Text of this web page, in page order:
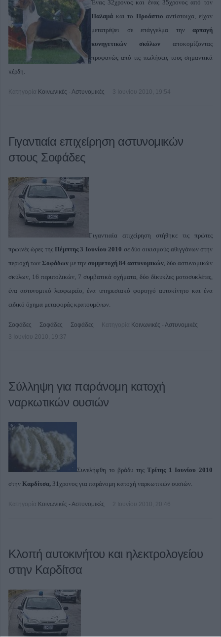
Ένας 32χρονος και ένας 35χρονος από τον
Παλαμά και το Προάστιοαντίστοιχα, είχαν
μετατρέψει σε επάγγελμα την αρπαγή
κυνηγετικών σκύλων αποκομίζοντας
προφανώς από τις πωλήσεις τους σημαντικά
κέρδη.
Κατηγορία Κοινωνικές - Αστυνομικές 3 Ιουνίου 2010, 19:54
Γιγαντιαία επιχείρηση αστυνομικών
στους Σοφάδες
Γιγαντιαία επιχείρηση στήθηκε τις πρώτες
πρωινές ώρες τηςΠέμπτης 3 Ιουνίου 2010 σε δύο οικισμούς αθιγγάνων στην
περιοχή των Σοφάδων με την συμμετοχή 84 αστυνομικών, δύο αστυνομικών
σκύλων, 16 περιπολικών, 7 συμβατικά οχήματα, δύο δίκυκλες μοτοσυκλέτες,
ένα αστυνομικό λεοφωρείο, ένα υπηρεσιακό φορτηγό αυτοκίνητο και ένα
ειδικό όχημα μεταφοράς κρατουμένων.
Σοφάδες Σοφάδες Σοφάδες Κατηγορία Κοινωνικές - Αστυνομικές
3 Ιουνίου 2010, 19:37
Σύλληψη για παράνομη κατοχή
ναρκωτικών ουσιών
Συνελήφθη το βράδυ τηςΤρίτης 1 Ιουνίου 2010
στην Καρδίτσα, 31χρονος για παράνομη κατοχή ναρκωτικών ουσιών.
Κατηγορία Κοινωνικές - Αστυνομικές 2 Ιουνίου 2010, 20:46
Κλοπή αυτοκινήτου και ηλεκτρολογείου
στην Καρδίτσα